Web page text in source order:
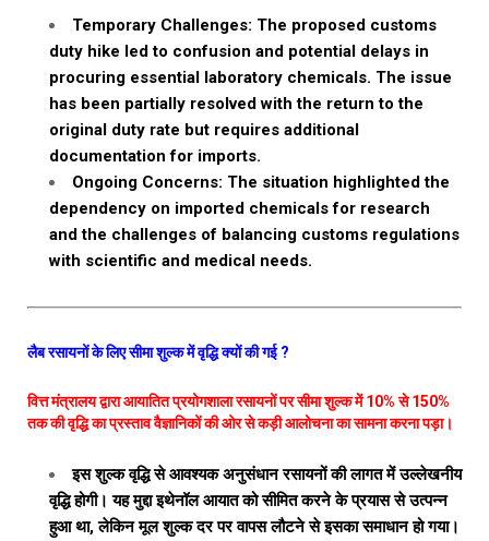
Temporary Challenges: The proposed customs
duty hike led to confusion and potential delays in
procuring essential laboratory chemicals. The issue
has been partially resolved with the return to the
original duty rate but requires additional
documentation for imports.
Ongoing Concerns: The situation highlighted the
dependency on imported chemicals for research
and the challenges of balancing customs regulations
with scientific and medical needs.
लैब रसायनों के लिए सीमा शुल्क में वृद्धि क्यों की गई ?
वित्त मंत्रालय द्वारा आयातित प्रयोगशाला रसायनों पर सीमा शुल्क में 10% से 150%
तक की वृद्धि का प्रस्ताव वैज्ञानिकों की ओर से कड़ी आलोचना का सामना करना पड़ा।
इस शुल्क वृद्धि से आवश्यक अनुसंधान रसायनों की लागत में उल्लेखनीय
वृद्धि होगी। यह मुद्दा इथेनॉल आयात को सीमित करने के प्रयास से उत्पन्न
हुआ था, लेकिन मूल शुल्क दर पर वापस लौटने से इसका समाधान हो गया।